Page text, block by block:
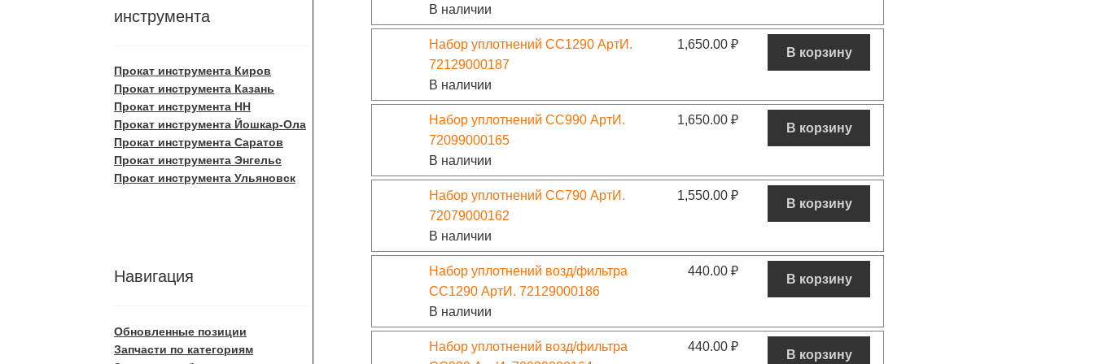
В наличии
Набор уплотнений CC1290 АртИ.
72129000187
В наличии
1,650.00₽
В корзину
Набор уплотнений CC990 АртИ.
72099000165
В наличии
1,650.00₽
В корзину
Набор уплотнений CC790 АртИ.
72079000162
В наличии
1,550.00₽
В корзину
Набор уплотнений возд/фильтра
CC1290 АртИ. 72129000186
В наличии
440.00₽
В корзину
Набор уплотнений возд/фильтра
440.00₽
В корзину
инструмента
Прокат инструмента Киров
Прокат инструмента Казань
Прокат инструмента НН
Прокат инструмента Йошкар-Ола
Прокат инструмента Саратов
Прокат инструмента Энгельс
Прокат инструмента Ульяновск
Навигация
Обновленные позиции
Запчасти по категориям